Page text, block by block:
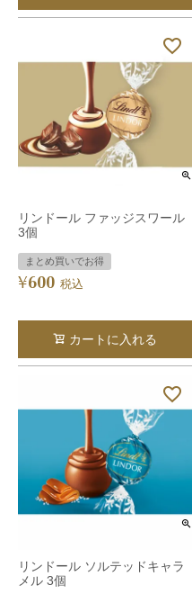
リンドール ファッジスワール
3個
まとめ買いでお得
¥600 税込
カートに入れる
リンドール ソルテッドキャラ
メル 3個